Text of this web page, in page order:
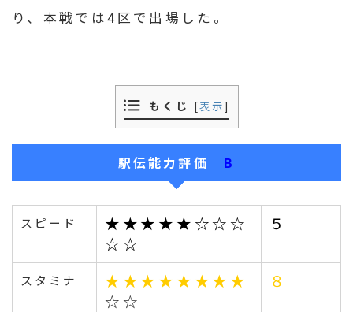
り、本戦では4区で出場した。
もくじ [表示]
駅伝能力評価 B
スピード
★★★★★☆☆☆
☆☆
５
スタミナ
★★★★★★★★
☆☆
８